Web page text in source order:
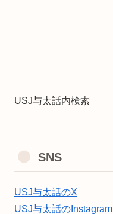
USJ与太話内検索
SNS
USJ与太話のX
USJ与太話のInstagram